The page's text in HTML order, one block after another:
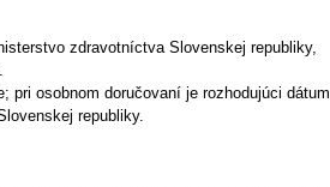
zdravotníctva Slovenskej republiky,
pri osobnom doručovaní je rozhodujúci dátum
republiky.